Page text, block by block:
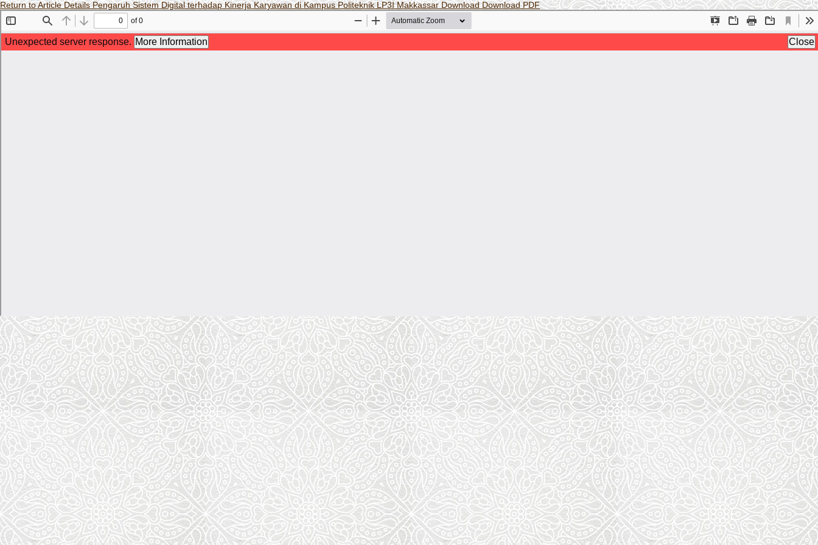
Return to Article DetailsPengaruh Sistem Digital terhadap Kinerja Karyawan di Kampus Politeknik LP3I MakkassarDownloadDownload PDF